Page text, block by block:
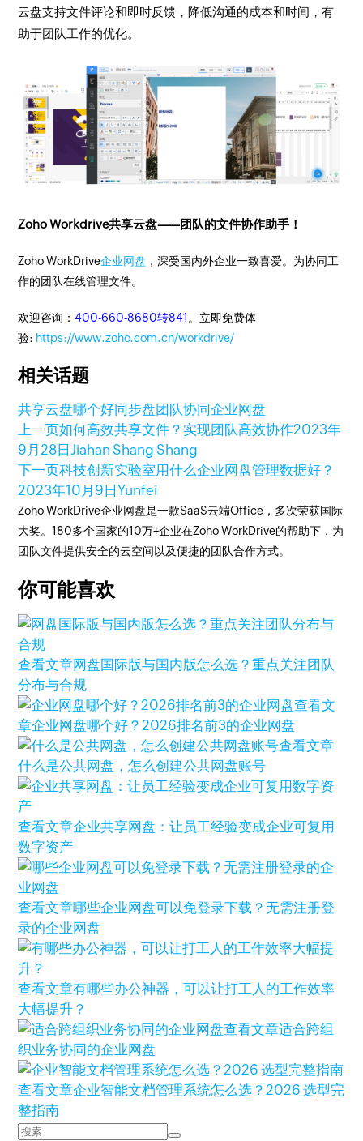
云盘支持文件评论和即时反馈，降低沟通的成本和时间，有
助于团队工作的优化。
Zoho Workdrive共享云盘——团队的文件协作助手！
Zoho WorkDrive企业网盘 ，深受国内外企业一致喜爱。为协同工
作的团队在线管理文件。
欢迎咨询：400-660-8680转841 。立即免费体
验: https://www.zoho.com.cn/workdrive/
相关话题
共享云盘哪个好同步盘团队协同企业网盘
上一页如何高效共享文件？实现团队高效协作2023年
9月28日Jiahan Shang Shang
下一页科技创新实验室用什么企业网盘管理数据好？
2023年10月9日Yunfei
Zoho WorkDrive企业网盘是一款SaaS云端Office，多次荣获国际
大奖。180多个国家的10万+企业在Zoho WorkDrive的帮助下，为
团队文件提供安全的云空间以及便捷的团队合作方式。
你可能喜欢
查看文章网盘国际版与国内版怎么选？重点关注团队
分布与合规
查看文
章企业网盘哪个好？2026排名前3的企业网盘
查看文章
什么是公共网盘，怎么创建公共网盘账号
查看文章企业共享网盘：让员工经验变成企业可复用
数字资产
查看文章哪些企业网盘可以免登录下载？无需注册登
录的企业网盘
查看文章有哪些办公神器，可以让打工人的工作效率
大幅提升？
查看文章适合跨组
织业务协同的企业网盘
查看文章企业智能文档管理系统怎么选？2026 选型完
整指南